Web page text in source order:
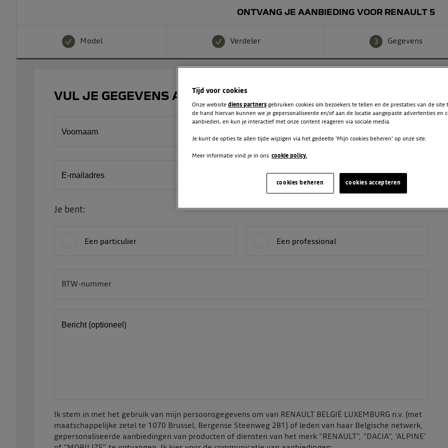
ONTVANG JE AANBIEDING VOOR RENAULT 5
Model Verdeler 3 Gegevens
VUL JE GEGEVENS AAN
Voornaam
E-mailadres Telefoon
Je bent:
Een particulier Een professional
BTW-nummer
BE
Bericht (optioneel)
Ik stem in met het gebruik van mijn persoonsgegevens om van RENAULT BELGIË LUXEMBURG n.v. (met
maatschappelijke zetel te 1070 Brussel, Bergense Steenweg 281) of leden van haar Belgische netwerk,
gepersonaliseerde aanbiedingen van producten of diensten van het merk “RENAULT”, “DACIA”, ‘ALPINE’
Tijd voor cookies
Onze website diens partners gebruiken cookies om bezoekers te tellen en de prestaties van de site
de hand hiervan kunnen we je gepersonaliseerde en/of aan de locatie aangepaste advertenties en
aanbieden, en kun je interactief met onze content reageren via sociale media.
Je kunt de opties te allen tijde wijzigen via het gedeelte 'Mijn cookies beheren' op onze site.
Meer informatie vind je in ons cookie policy.
cookies accepteren
cookies beheren